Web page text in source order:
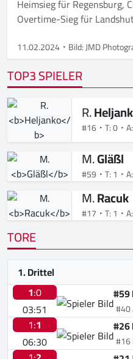
Heimsieg für Regensburg,
Overtime-Sieg für
11.02.2024 Bild: JMD
TOP3 SPIELER
R.
#16 T: 0
M.Gläßl
#59 T: 1
M.Racuk
#17 T: 1
TORE
1. Drittel
1:0
03:51
#59
#40
1:1
06:30
#26
#16